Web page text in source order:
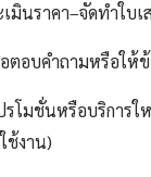
มินราคา–จัดทำใบเ
ตอบคำถามหรือให้ข้
รโมชั่นหรือบริการใ
ช้งาน)